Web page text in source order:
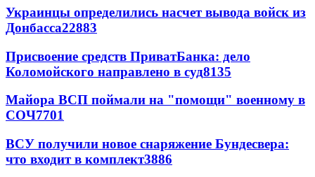
Украинцы определились насчет вывода войск из
Донбасса22883
Присвоение средств ПриватБанка: дело
Коломойского направлено в суд8135
Майора ВСП поймали на "помощи" военному в
СОЧ7701
ВСУ получили новое снаряжение Бундесвера:
что входит в комплект3886